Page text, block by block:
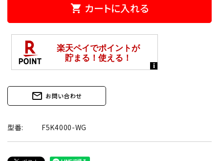
shopping_cart カートに入れる
mail_outline お問い合わせ
型番: F5K4000-WG